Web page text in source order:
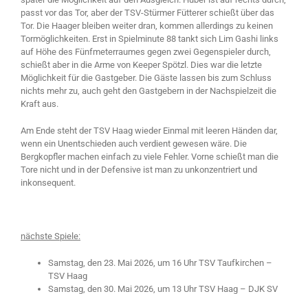
passt vor das Tor, aber der TSV-Stürmer Fütterer schießt über das
Tor. Die Haager bleiben weiter dran, kommen allerdings zu keinen
Tormöglichkeiten. Erst in Spielminute 88 tankt sich Lim Gashi links
auf Höhe des Fünfmeterraumes gegen zwei Gegenspieler durch,
schießt aber in die Arme von Keeper Spötzl. Dies war die letzte
Möglichkeit für die Gastgeber. Die Gäste lassen bis zum Schluss
nichts mehr zu, auch geht den Gastgebern in der Nachspielzeit die
Kraft aus.
Am Ende steht der TSV Haag wieder Einmal mit leeren Händen dar,
wenn ein Unentschieden auch verdient gewesen wäre. Die
Bergkopfler machen einfach zu viele Fehler. Vorne schießt man die
Tore nicht und in der Defensive ist man zu unkonzentriert und
inkonsequent.
nächste Spiele:
Samstag, den 23. Mai 2026, um 16 Uhr TSV Taufkirchen –
TSV Haag
Samstag, den 30. Mai 2026, um 13 Uhr TSV Haag – DJK SV